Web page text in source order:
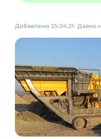
Добавлено 25.04.21 Давно